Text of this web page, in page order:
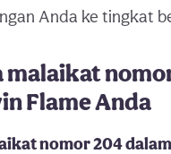
Anda ke tingkat
malaikat
Flame Anda
nomor 204